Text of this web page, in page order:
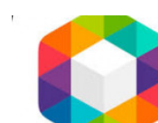
بدنی